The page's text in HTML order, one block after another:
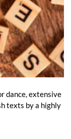
dance, extensive
texts by a highly